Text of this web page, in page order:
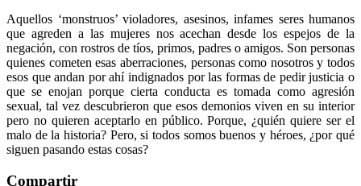
Aquellos ‘monstruos’ violadores, asesinos, infames seres humanos
que agreden a las mujeres nos acechan desde los espejos de la
negación, con rostros de tíos, primos, padres o amigos. Son personas
quienes cometen esas aberraciones, personas como nosotros y todos
esos que andan por ahí indignados por las formas de pedir justicia o
que se enojan porque cierta conducta es tomada como agresión
sexual, tal vez descubrieron que esos demonios viven en su interior
pero no quieren aceptarlo en público. Porque, ¿quién quiere ser el
malo de la historia? Pero, si todos somos buenos y héroes, ¿por qué
siguen pasando estas cosas?
Compartir